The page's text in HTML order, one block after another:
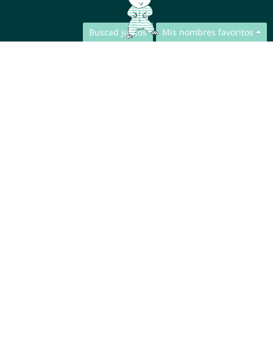
Buscad juntos Mis nombres favoritos